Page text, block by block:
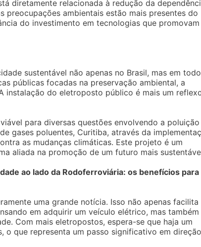
diretamente relacionada à redução da
preocupações ambientais estão mais presentes do
do investimento em tecnologias que promovam
sustentável não apenas no Brasil, mas em
públicas focadas na preservação ambiental, a
instalação do eletroposto público é mais um
para diversas questões envolvendo a
gases poluentes, Curitiba, através da
as mudanças climáticas. Este projeto é um
aliada na promoção de um futuro mais
ao lado da Rodoferroviária: os benefícios para
uma grande notícia. Isso não apenas facilita
em adquirir um veículo elétrico, mas também
Com mais eletropostos, espera-se que haja um
que representa um passo significativo em